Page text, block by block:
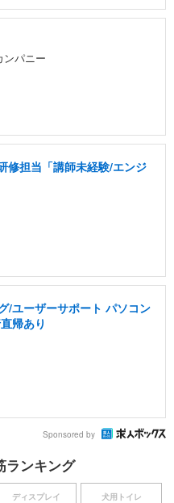
ンパニー
修担当「講師未経験/エンジ
/ユーザーサポート パソコン
帰あり
Sponsored by
ランキング
ディスプレイ 犬用トイレ